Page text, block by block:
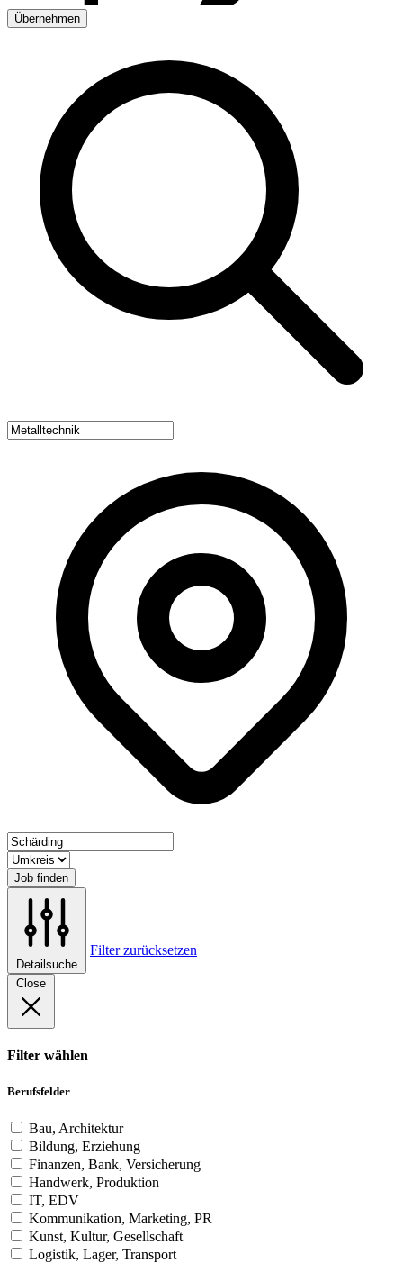
Übernehmen
Job finden
Detailsuche
Filter zurücksetzen
Close
Filter wählen
Berufsfelder
Bau, Architektur
Bildung, Erziehung
Finanzen, Bank, Versicherung
Handwerk, Produktion
IT, EDV
Kommunikation, Marketing, PR
Kunst, Kultur, Gesellschaft
Logistik, Lager, Transport